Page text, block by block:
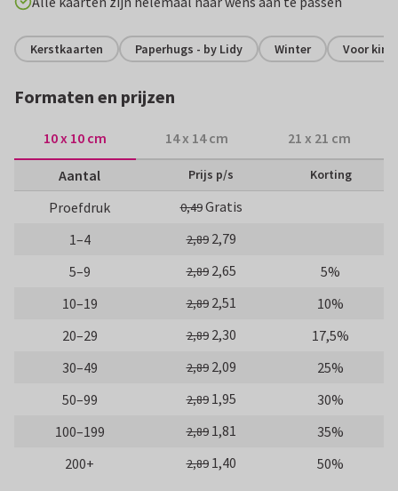
Kerstkaarten Paperhugs - by Lidy Winter Voor
Formaten en prijzen
10 x 10 cm 14 x 14 cm 21 x 21 cm
Aantal Prijs p/s Korting
Proefdruk 0,49Gratis
1–4
2,89 2,79
5–9
2,89 2,65
5%
10–19
2,89 2,51
10%
20–29
2,89 2,30
17,5%
30–49
2,89 2,09
25%
50–99
2,89 1,95
30%
100–199
2,89 1,81
35%
200+
2,89 1,40 50%